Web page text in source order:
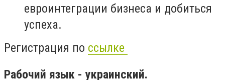
евроинтеграции бизнеса и добиться
успеха.
Регистрация по ссылке
Рабочий язык - украинский.